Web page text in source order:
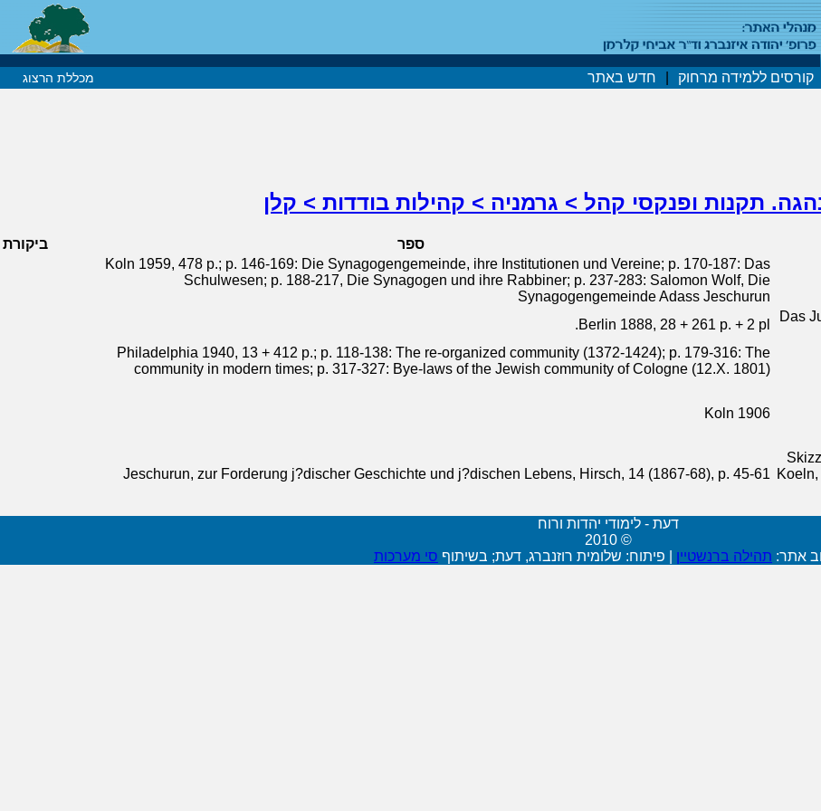
קורסים ללמידה מרחוק חדש באתר מכללת הרצוג
תקנות ופנקסי קהל > גרמניה > קהילות בודדות > קלן
ספר ביקורת
Koln 1959, 478 p.; p. 146-169: Die Synagogengemeinde, ihre Institutionen und Vereine; p. 170-187: Das
Schulwesen; p. 188-217, Die Synagogen und ihre Rabbiner; p. 237-283: Salomon Wolf, Die
Synagogengemeinde Adass Jeschurun
Das
Berlin 1888, 28 + 261 p. + 2 pl.
Philadelphia 1940, 13 + 412 p.; p. 118-138: The re-organized community (1372-1424); p. 179-316: The
community in modern times; p. 317-327: Bye-laws of the Jewish community of Cologne (12.X. 1801)
Koln 1906
Jeschurun, zur Forderung j?discher Geschichte und j?dischen Lebens, Hirsch, 14 (1867-68), p. 45-61
דעת - לימודי יהדות ורוח
© 2010
אתר: תהילה ברנשטיין פיתוח: שלומית רוזנברג, דעת; בשיתוף סי מערכות